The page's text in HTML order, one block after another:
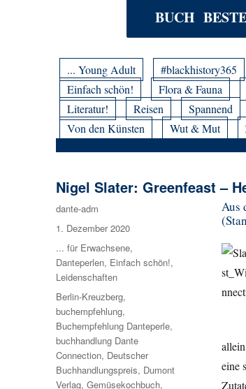
BUCH
... Young Adult #blackhistory365
Einfach schön!
Flora & Fauna
Literatur!
Reisen Spannend
Von den Künsten
Wut & Mut
Nigel Slater: Greenfeast –
Aus
eine
Autor
dante-adm
Veröffentlicht
am
1. Dezember 2020
Kategorien
... für Erwachsene,
Danteperlen, Einfach schön!,
Leidenschaften
Schlagwörter
Berlin-Kreuzberg,
buchempfehlung,
Buchempfehlung Danteperle,
buchhandlung Dante
Connection, Deutscher
Buchhandlungspreis, Dumont
Verlag,Gemüsekochbuch,